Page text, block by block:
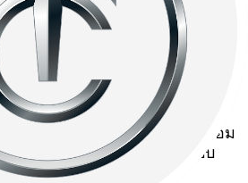
ที่ทุกคนเฝ้ารอ
มเร้าใจในกลิ่นอายสุดคลาสสิก
นอย่าง Mercedes-AMG SL 55
ความสปอร์ตอย่าง
(GT 63 4MATIC+) หรือพร้อม
างแบบไม่เหมือนใครตามฉบับ